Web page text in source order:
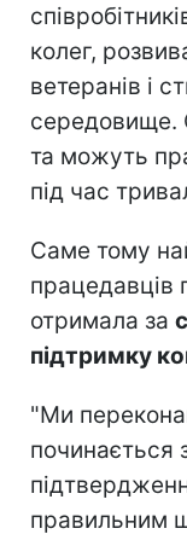
колег,
ветеранів і
середовище.
та можуть
під час
Саме тому
працедавців
отримала за
підтримку
"Ми
починається
правильним